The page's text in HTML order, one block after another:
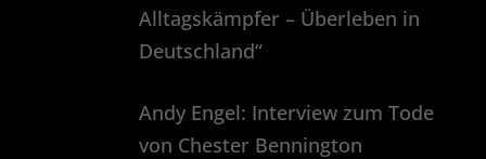
Alltagskämpfer – Überleben in
Deutschland“
Andy Engel: Interview zum Tode
von Chester Bennington